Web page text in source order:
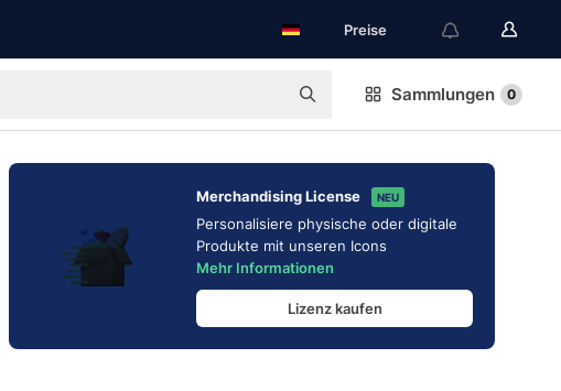
Preise
Sammlungen 0
Merchandising License NEU
Personalisiere physische oder digitale
Produkte mit unseren Icons
Mehr Informationen
Lizenz kaufen